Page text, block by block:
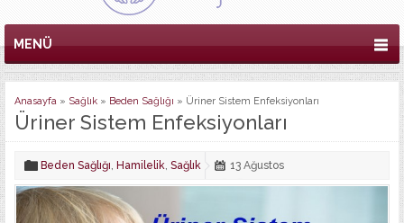
MENÜ
Anasayfa » Sağlık » Beden Sağlığı » Üriner Sistem Enfeksiyonları
Üriner Sistem Enfeksiyonları
Beden Sağlığı Hamilelik Sağlık 13 Ağustos